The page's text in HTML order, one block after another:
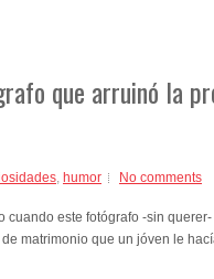
que arruinó la
, humor No comments
cuando este fotógrafo -sin querer-
matrimonio que un jóven le